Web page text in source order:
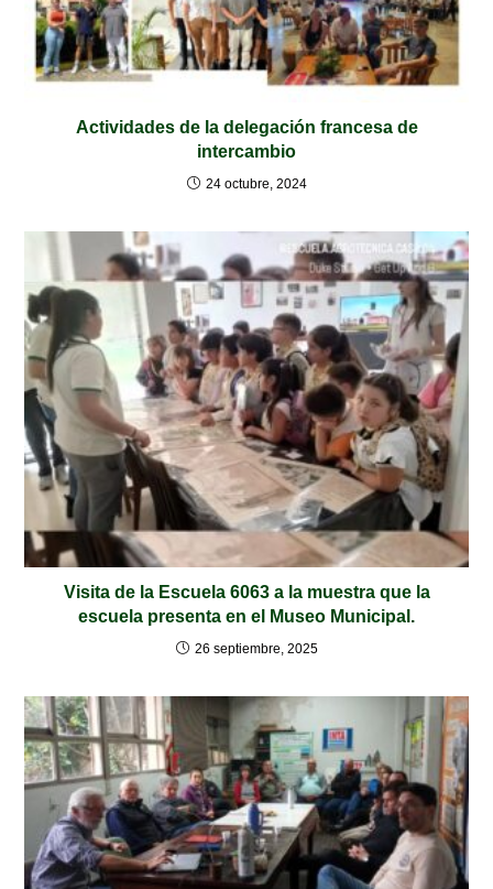
Actividades de la delegación francesa de
intercambio
24 octubre, 2024
Visita de la Escuela 6063 a la muestra que la
escuela presenta en el Museo Municipal.
26 septiembre, 2025